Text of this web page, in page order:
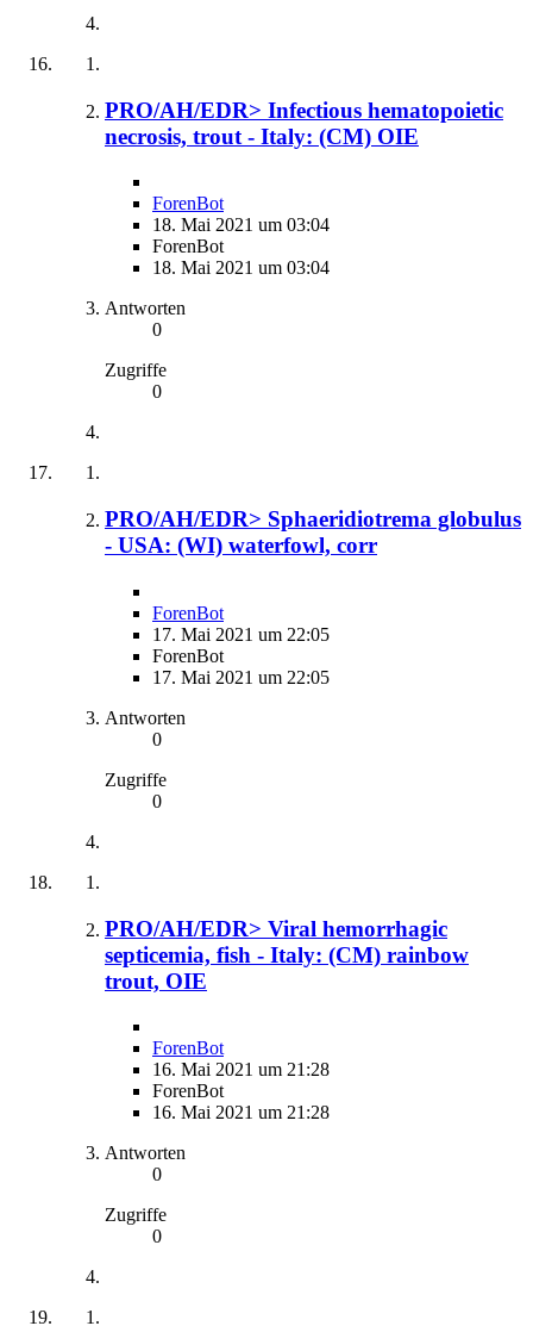
PRO/AH/EDR> Infectious hematopoietic
necrosis, trout - Italy: (CM) OIE
ForenBot
18. Mai 2021 um 03:04
ForenBot
18. Mai 2021 um 03:04
Antworten
0
Zugriffe
0
PRO/AH/EDR> Sphaeridiotrema globulus
- USA: (WI) waterfowl, corr
ForenBot
17. Mai 2021 um 22:05
ForenBot
17. Mai 2021 um 22:05
Antworten
0
Zugriffe
0
PRO/AH/EDR> Viral hemorrhagic
septicemia, fish - Italy: (CM) rainbow
trout, OIE
ForenBot
16. Mai 2021 um 21:28
ForenBot
16. Mai 2021 um 21:28
Antworten
0
Zugriffe
0